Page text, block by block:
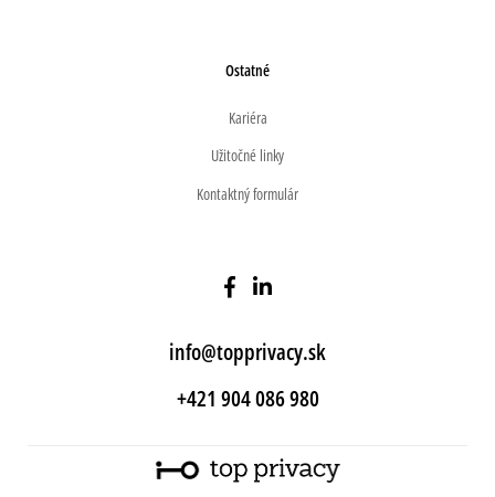
Ostatné
Kariéra
Užitočné linky
Kontaktný formulár
info@topprivacy.sk
+421 904 086 980